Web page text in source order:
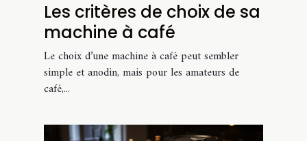
Les critères de choix de sa
machine à café
Le choix d’une machine à café peut sembler
simple et anodin, mais pour les amateurs de
café,...